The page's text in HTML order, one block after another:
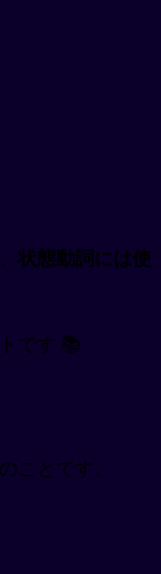
状態動詞には使
です 📚
ことです。